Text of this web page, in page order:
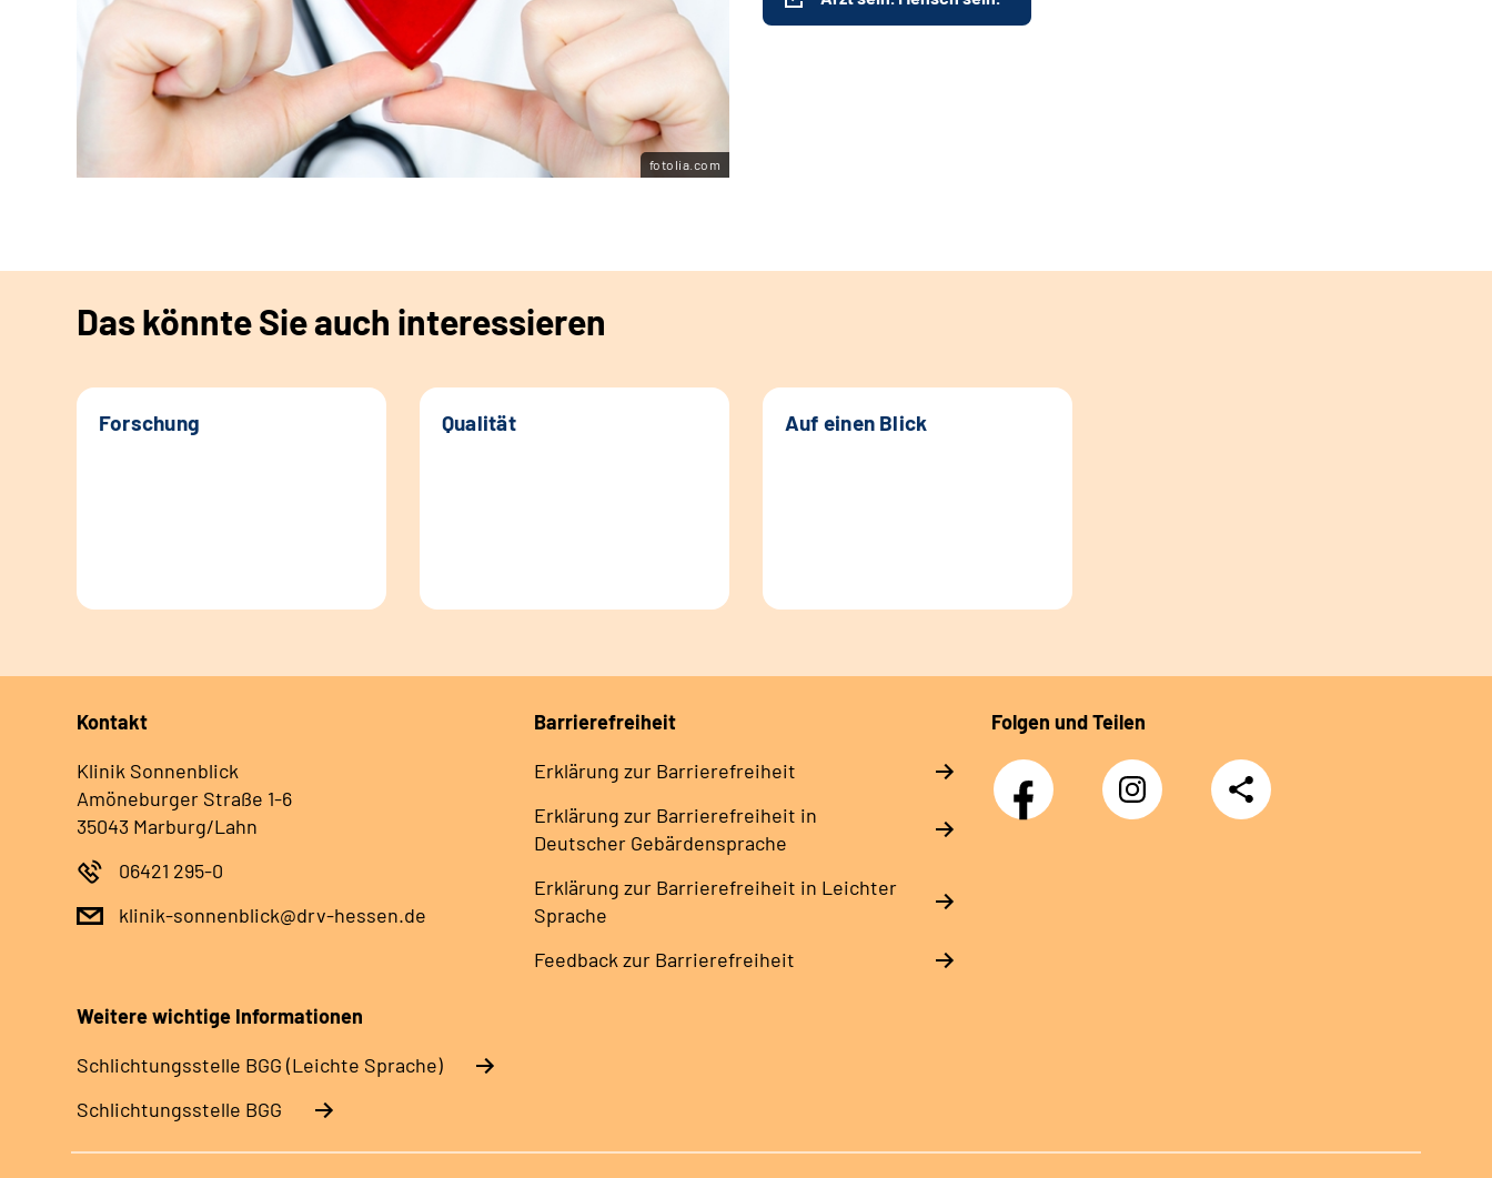
fotolia.com
Das könnte Sie auch interessieren
Forschung Qualität Auf einen Blick
Kontakt
Klinik Sonnenblick
Amöneburger Straße 1-6
35043 Marburg/Lahn
06421 295-0
klinik-sonnenblick@drv-hessen.de
Barrierefreiheit
Erklärung zur Barrierefreiheit
Erklärung zur Barrierefreiheit in
Deutscher Gebärdensprache
Erklärung zur Barrierefreiheit in Leichter
Sprache
Feedback zur Barrierefreiheit
Folgen und Teilen
Facebook
Klinik
Sonnenblick
Instagram
Klinik
Sonnenblick
Teilen
Weitere wichtige Informationen
Schlich­tungs­stel­le BGG (Leichte Sprache)
Schlich­tungs­stel­le BGG